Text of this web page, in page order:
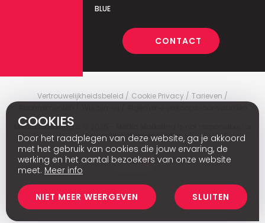
BLUE
CONTACT
Vertrouwelijkheidsbeleid Cookie Privacy
Tarieven
Media Marketing
the content of external sites.
Fr
COOKIES
Door het raadplegen van deze website, ga je akkoord
met het gebruik van cookies die jouw ervaring, de
werking en het aantal bezoekers van onze website
meet. Meer info
NIET MEER WEERGEVEN SLUITEN